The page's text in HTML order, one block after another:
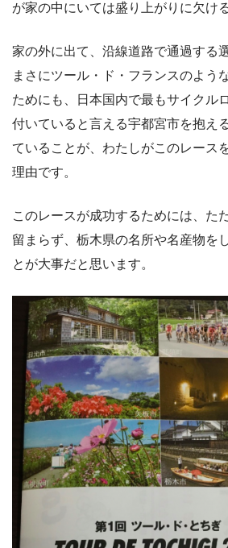
が家の中にいては盛り上がりに欠け
家の外に出て、沿線道路で通過する
まさにツール・ド・フランスのよう
ためにも、日本国内で最もサイクル
付いていると言える宇都宮市を抱え
ていることが、わたしがこのレース
理由です。
このレースが成功するためには、た
留まらず、栃木県の名所や名産物を
とが大事だと思います。